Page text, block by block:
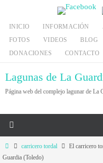
contenido
INICIO INFORMACIÓN
FOTOS
VIDEOS BLOG
DONACIONES
CONTACTO
Lagunas de La
Página web del complejo lagunar de La
Iniciocarricero tordal
El carricero
Guardia (Toledo)